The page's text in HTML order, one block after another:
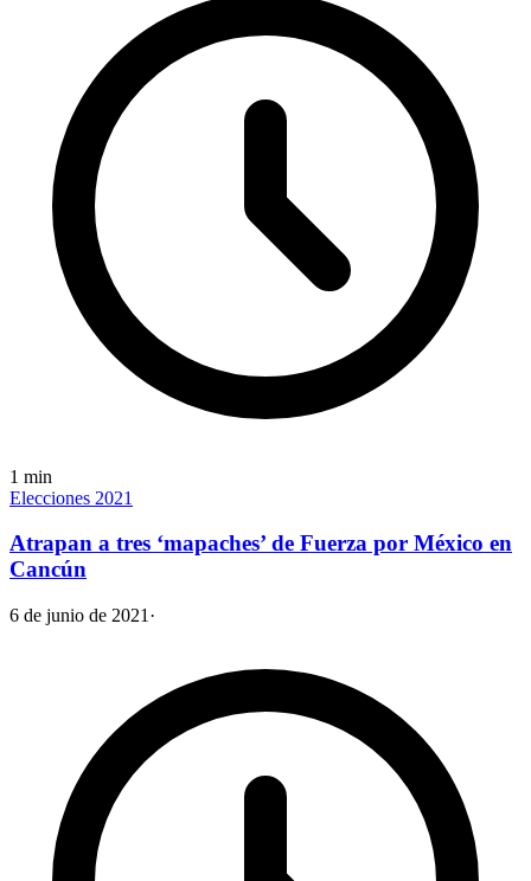
1 min
Elecciones 2021
Atrapan a tres ‘mapaches’ de Fuerza por México en
Cancún
6 de junio de 2021 ·